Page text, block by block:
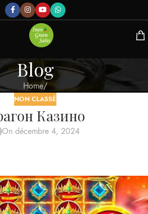
Blog
Home/
NON CLASSÉ
Казино
On décembre 4, 2024